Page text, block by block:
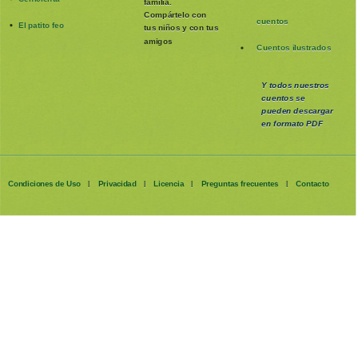
El patito feo
familia
Compártelo con
tus niños y con tus
amigos
cuentos
Cuentos ilustrados
Y todos nuestros
cuentos se
puedendescargar
en formato PDF
Condiciones de Uso | Privacidad | Licencia | Preguntas frecuentes | Contacto